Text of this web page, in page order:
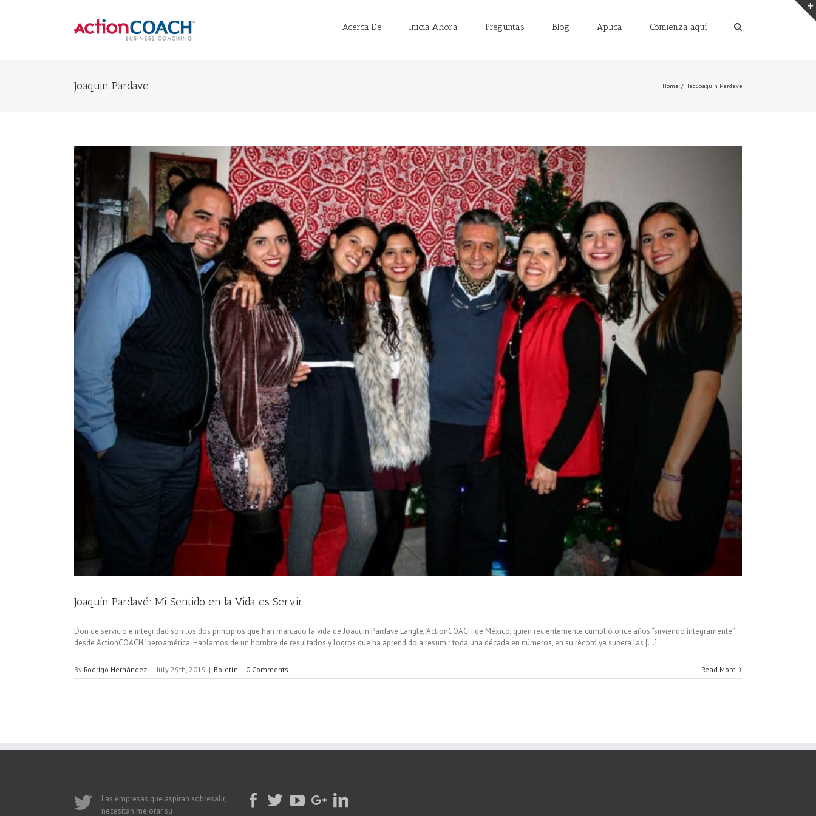
Acerca De Inicia Ahora Preguntas Blog Aplica Comienza aquí
Joaquin Pardave Home / Tag:Joaquin Pardave
Joaquín Pardavé: Mi Sentido en la Vida es Servir
Don de servicio e integridad son los dos principios que han marcado la vida de Joaquín Pardavé Langle, ActionCOACH de México, quien recientemente cumplió once años “sirviendo íntegramente”
desde ActionCOACH Iberoamérica. Hablamos de un hombre de resultados y logros que ha aprendido a resumir toda una década en números, en su récord ya supera las [...]
By Rodrigo Hernández | July 29th, 2019 | Boletín | 0 Comments Read More
Las empresas que aspiran sobresalir,
necesitan mejorar su